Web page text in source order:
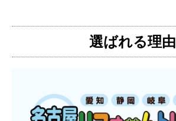
【その他感想・コメント】
ものおきものおきさん
2025年12月26日 18:45
選ばれる理由